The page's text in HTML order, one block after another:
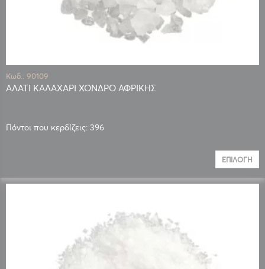
Κωδ.: 90109
ΑΛΑΤΙ ΚΑΛΑΧΑΡΙ ΧΟΝΔΡΟ ΑΦΡΙΚΗΣ
Πόντοι που κερδίζεις: 396
ΕΠΙΛΟΓΉ